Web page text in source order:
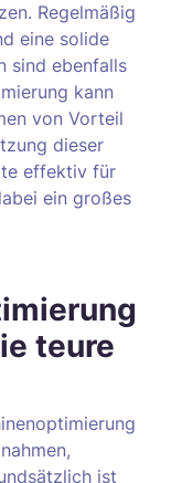
Regelmäßig
eine solide
sind ebenfalls
kann
von Vorteil
dieser
effektiv für
ein großes
teure
ist